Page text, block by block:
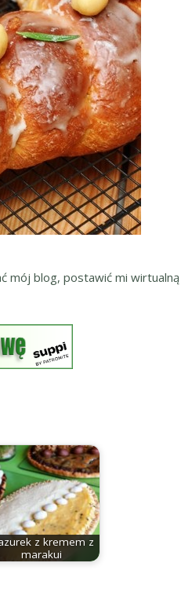
mój blog, postawić mi
z kremem z
marakui